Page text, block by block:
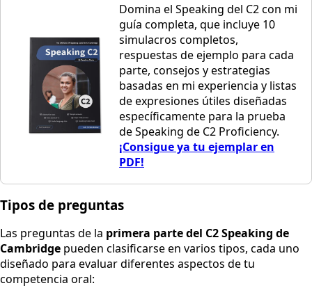
Domina el Speaking del C2 con mi
guía completa, que incluye 10
simulacros completos,
respuestas de ejemplo para cada
parte, consejos y estrategias
basadas en mi experiencia y listas
de expresiones útiles diseñadas
específicamente para la prueba
de Speaking de C2 Proficiency.
¡Consigue ya tu ejemplar en
PDF!
Tipos de preguntas
Las preguntas de la primera parte del C2 Speaking de
Cambridge pueden clasificarse en varios tipos, cada uno
diseñado para evaluar diferentes aspectos de tu
competencia oral: